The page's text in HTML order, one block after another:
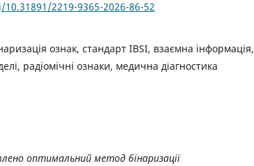
2219-9365-2026-86-52
ознак, стандарт IBSI, взаємна інформація,
радіомічні ознаки, медична діагностика
оптимальний метод бінаризації